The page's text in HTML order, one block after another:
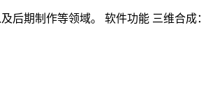
后期制作等领域。 软件功能 三维合成：